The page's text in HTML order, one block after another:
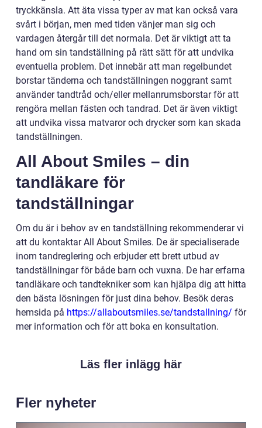
tryckkänsla. Att äta vissa typer av mat kan också vara
svårt i början, men med tiden vänjer man sig och
vardagen återgår till det normala. Det är viktigt att ta
hand om sin tandställning på rätt sätt för att undvika
eventuella problem. Det innebär att man regelbundet
borstar tänderna och tandställningen noggrant samt
använder tandtråd och/eller mellanrumsborstar för att
rengöra mellan fästen och tandrad. Det är även viktigt
att undvika vissa matvaror och drycker som kan skada
tandställningen.
All About Smiles – din
tandläkare för
tandställningar
Om du är i behov av en tandställning rekommenderar vi
att du kontaktar All About Smiles. De är specialiserade
inom tandreglering och erbjuder ett brett utbud av
tandställningar för både barn och vuxna. De har erfarna
tandläkare och tandtekniker som kan hjälpa dig att hitta
den bästa lösningen för just dina behov. Besök deras
hemsida på https://allaboutsmiles.se/tandstallning/ för
mer information och för att boka en konsultation.
Läs fler inlägg här
Fler nyheter